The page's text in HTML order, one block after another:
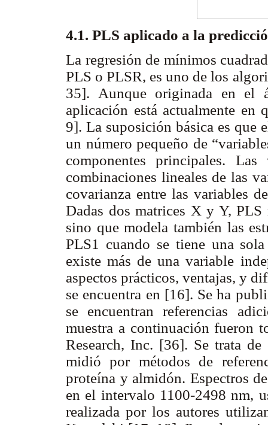
4.1. PLS aplicado a la
La regresión de mínimos
PLS o PLSR, es uno de los
35]. Aunque originada en el
aplicación está actualmente
9]. La suposición básica es que
un número pequeño de
componentes principales.
combinaciones lineales de las
covarianza entre las variables
Dadas dos matrices X y Y,
sino que modela también las
PLS1 cuando se tiene una
existe más de una variable
aspectos prácticos, ventajas, y
se encuentra en [16]. Se ha
se encuentran referencias
muestra a continuación fueron
Research, Inc. [36]. Se trata
midió por métodos de
proteína y almidón. Espectros
en el intervalo 1100-2498 nm,
realizada por los autores